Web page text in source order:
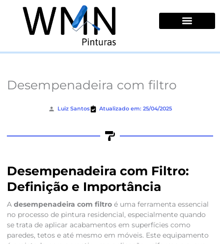
conteúdo
Desempenadeira com filtro
Luiz Santos Atualizado em: 25/04/2025
Desempenadeira com Filtro:
Definição e Importância
A desempenadeira com filtroé uma ferramenta essencial
no processo de pintura residencial, especialmente quando
se trata de aplicar acabamentos em superfícies como
paredes, tetos e até mesmo em móveis. Este equipamento